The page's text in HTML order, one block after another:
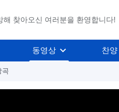
해 찾아오신 여러분을 환영합니다!
동영상 찬양
곡